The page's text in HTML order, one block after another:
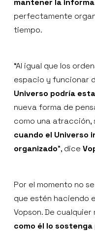
perfectamente
tiempo.
“Al igual que los
espacio y funcionar
Universo podría
nueva forma de
como una atracción,
cuando el Universo
organizado”, dice
Por el momento no
que estén haciendo
Vopson. De cualquier
como él lo sostenga